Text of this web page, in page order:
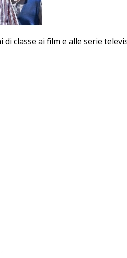
di classe ai film e alle serie